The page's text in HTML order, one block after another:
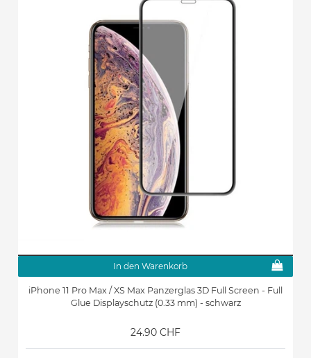
In den Warenkorb
iPhone 11 Pro Max / XS Max Panzerglas 3D Full Screen - Full
Glue Displayschutz (0.33 mm) - schwarz
24.90 CHF